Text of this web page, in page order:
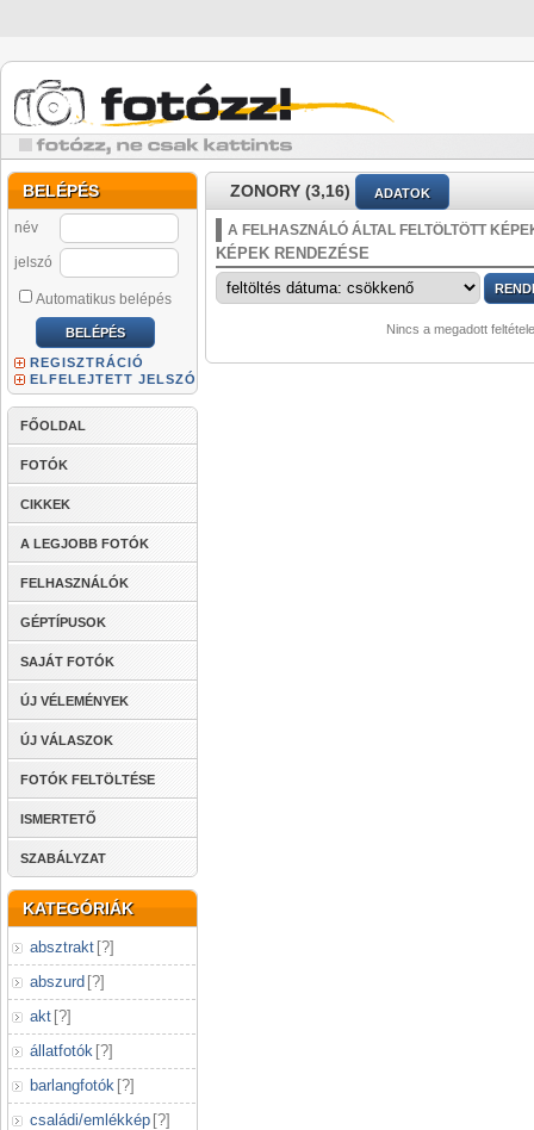
BELÉPÉS
név
jelszó
Automatikus belépés
REGISZTRÁCIÓ
ELFELEJTETT JELSZÓ
FŐOLDAL
FOTÓK
CIKKEK
A LEGJOBB FOTÓK
FELHASZNÁLÓK
GÉPTÍPUSOK
SAJÁT FOTÓK
ÚJ VÉLEMÉNYEK
ÚJ VÁLASZOK
FOTÓK FELTÖLTÉSE
ISMERTETŐ
SZABÁLYZAT
KATEGÓRIÁK
absztrakt [?]
abszurd [?]
akt [?]
állatfotók [?]
barlangfotók [?]
családi/emlékkép [?]
ZONORY (3,16) ADATOK
A FELHASZNÁLÓ ÁLTAL FELTÖLTÖTT
KÉPEK RENDEZÉSE
Nincs a megadott